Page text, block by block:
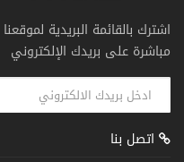
اشترك بالقائمة البريدية
مباشرة على بريدك الإلكتروني
اتصل بنا